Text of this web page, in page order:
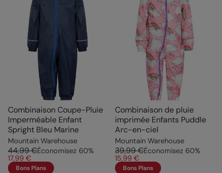
Combinaison Coupe-Pluie
Imperméable Enfant
Spright Bleu Marine
Mountain Warehouse
44,99 €Économisez 60%
17,99 €
Bons Plans
Combinaison de pluie
imprimée Enfants Puddle
Arc-en-ciel
Mountain Warehouse
39,99 €Économisez 60%
15,99 €
Bons Plans